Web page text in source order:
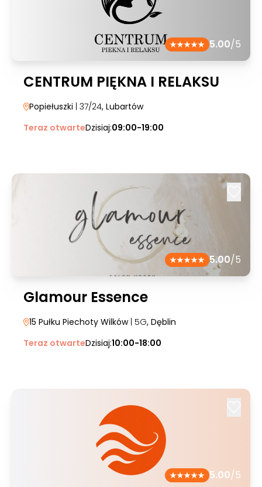
5.00/5
CENTRUM PIĘKNA I RELAKSU
Popiełuszki | 37/24, Lubartów
Teraz otwarteDzisiaj:09:00-19:00
5.00/5
Glamour Essence
15 Pułku Piechoty Wilków | 5G, Dęblin
Teraz otwarteDzisiaj:10:00-18:00
5.00/5